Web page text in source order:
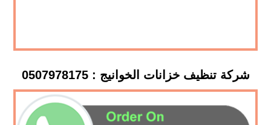
شركة تنظيف خزانات الخوانيج : 0507978175